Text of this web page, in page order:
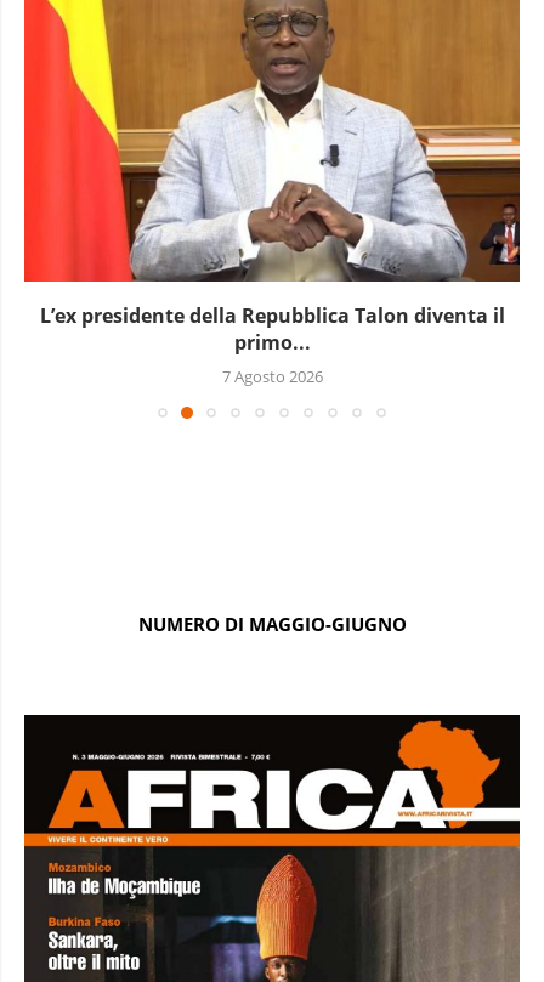
L’ex presidente della Repubblica Talon diventa il
primo...
7 Agosto 2026
NUMERO DI MAGGIO-GIUGNO